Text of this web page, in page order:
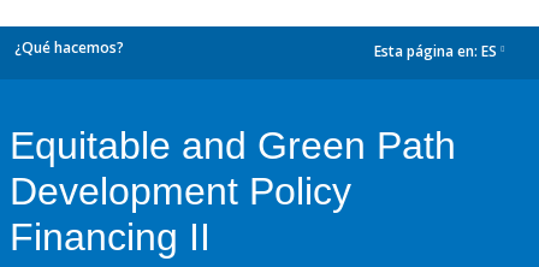
¿Qué hacemos? Esta página en: ES
Equitable and Green Path
Development Policy
Financing II